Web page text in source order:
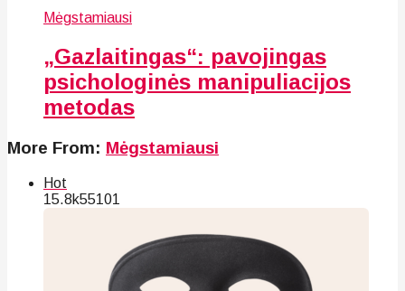
Mėgstamiausi
„Gazlaitingas“: pavojingas
psichologinės manipuliacijos
metodas
More From: Mėgstamiausi
Hot
15.8k55101